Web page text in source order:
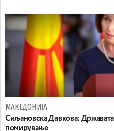
МАКЕДОНИЈА
Сиљановска Давкова:
помирување